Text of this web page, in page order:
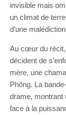
invisible mais
un climat de
d’une
Au cœur du
décident de
mère, une
Phông. La
drame, montrant
face à la